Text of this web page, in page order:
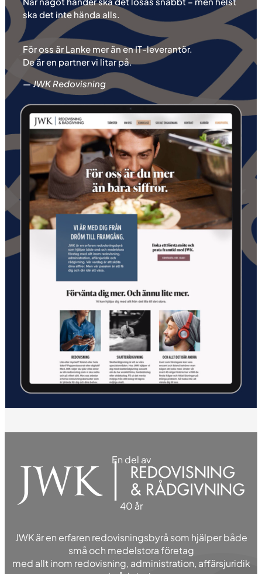
ska det inte hända alls.
För oss är Lanke mer än en IT-leverantör.
De är en partner vi litar på.
— JWK Redovisning
En del av
40 år
JWK är en erfaren redovisningsbyrå som hjälper både
små och medelstora företag
med allt inom redovisning, administration, affärsjuridik